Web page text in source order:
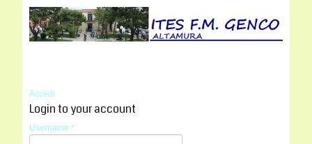
Accedi
Login to your account
Username *